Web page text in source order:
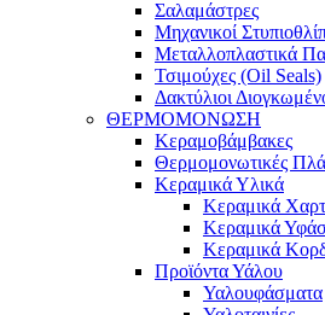
Σαλαμάστρες
Μηχανικοί
Μεταλλοπλαστικά
Τσιμούχες (Oil Seals)
Δακτύλιοι
ΘΕΡΜΟΜΟΝΩΣΗ
Κεραμοβάμβακες
Θερμομονωτικές
Κεραμικά Υλικά
Κεραμικά
Κεραμικά
Κεραμικά
Προϊόντα Υάλου
Υαλουφάσματα